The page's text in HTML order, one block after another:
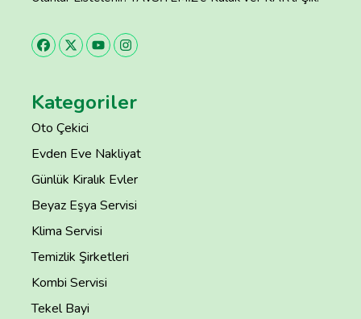
Kategoriler
Oto Çekici
Evden Eve Nakliyat
Günlük Kiralık Evler
Beyaz Eşya Servisi
Klima Servisi
Temizlik Şirketleri
Kombi Servisi
Tekel Bayi